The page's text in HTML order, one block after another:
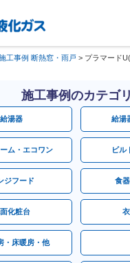
工事例 断熱窓・雨戸 > プラマード
施工事例のカテゴ
給湯器 給湯
ム・エコワン ビル
ジフード 食
化粧台
・床暖房・他